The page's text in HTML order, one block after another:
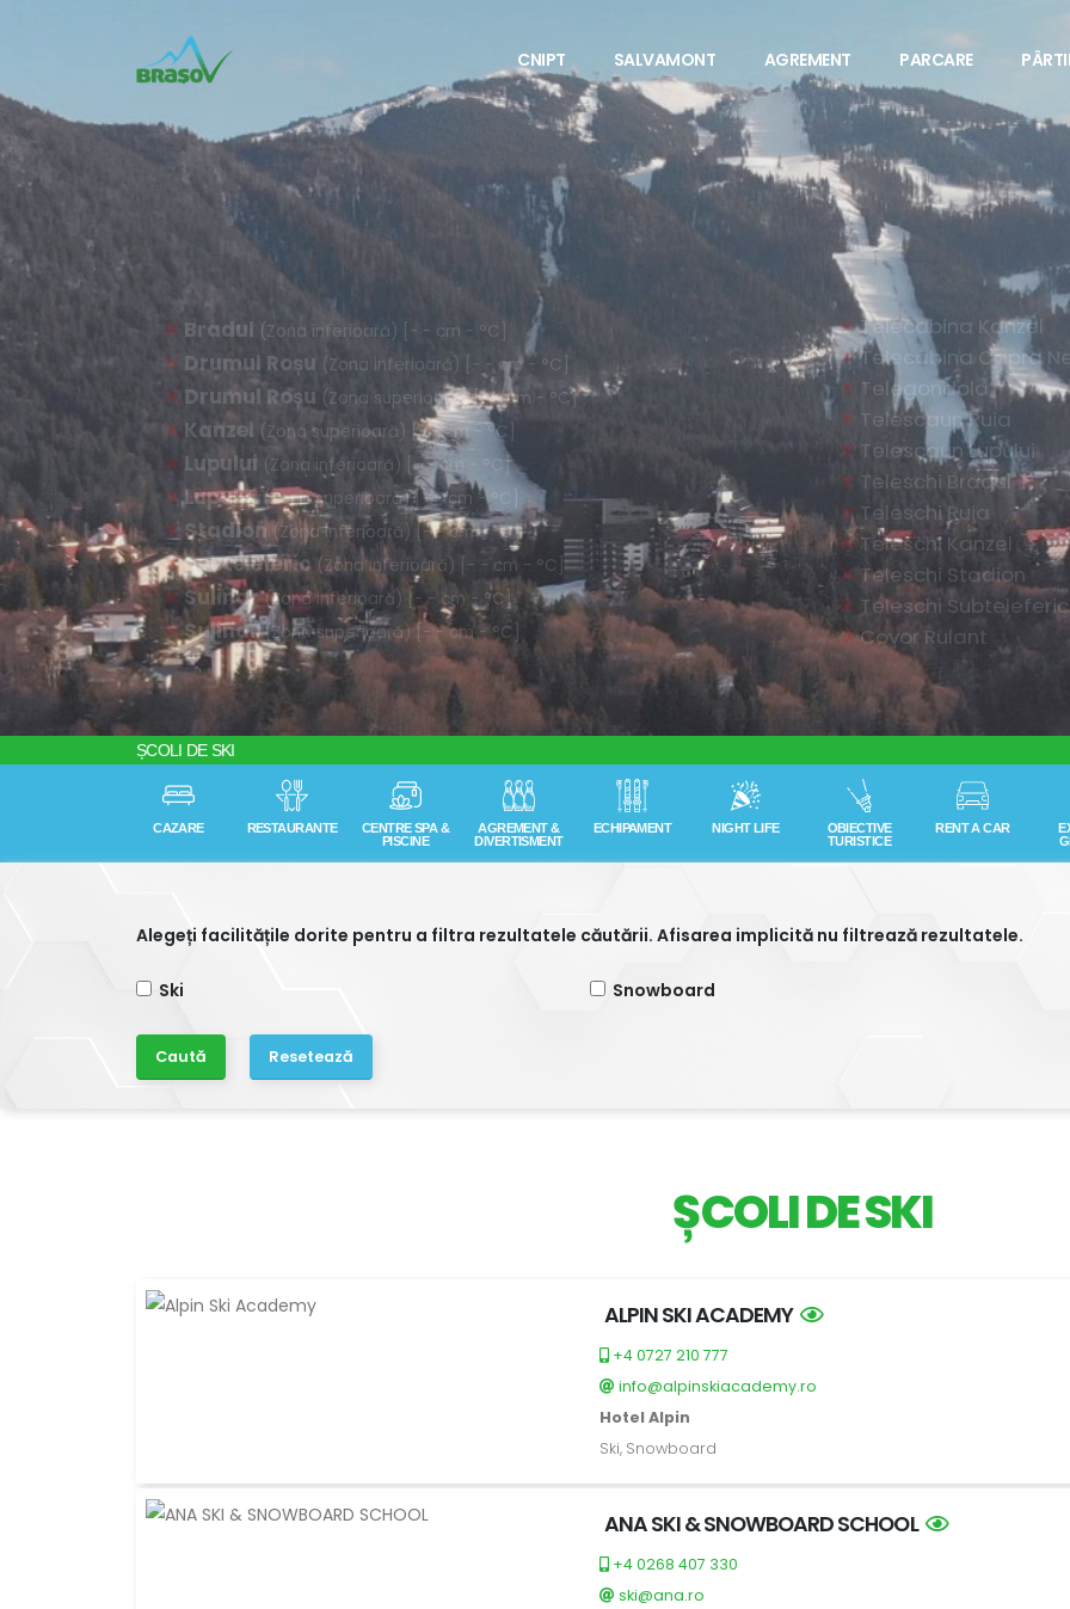
CNIPT SALVAMONT AGREMENT PARCARE
CNIPT
CENTRUL NAȚIONAL DE INFORMARE ȘI PROMOVARE
POIANA BRASOV
a t
ȘCOLI DE SKI
CAZARE RESTAURANTE
CENTRE SPA &
PISCINE
AGREMENT &
DIVERTISMENT
ECHIPAMENT NIGHT LIFE
OBIECTIVE
TURISTICE
RENT A CAR
Alegeți facilitățile dorite pentru a filtra rezultatele căutării. Afisarea implicită nu filtrează rezultatele.
Ski Snowboard
Resetează
ȘCOLI DE SKI
ALPIN SKI ACADEMY
+4 0727 210 777
info@alpinskiacademy.ro
Hotel Alpin
Ski, Snowboard
ANA SKI & SNOWBOARD SCHOOL
+4 0268 407 330
ski@ana.ro